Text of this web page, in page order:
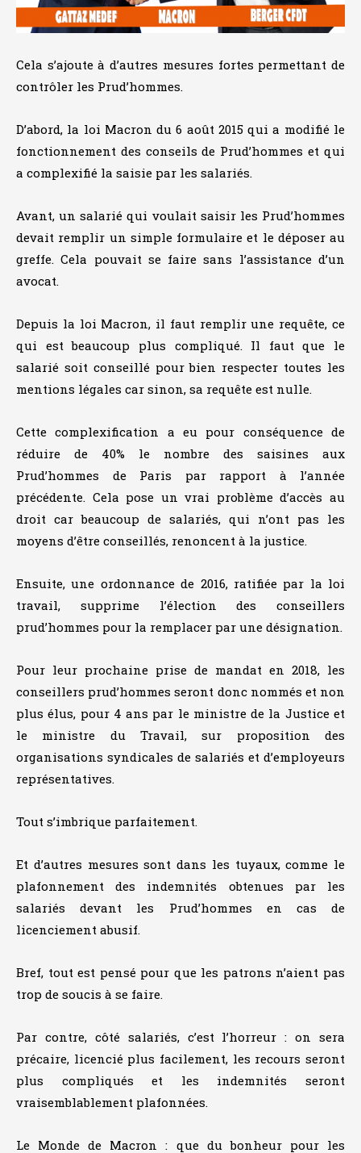
Cela s’ajoute à d’autres mesures fortes permettant de
contrôler les Prud’hommes.
D’abord, la loi Macron du 6 août 2015 qui a modifié le
fonctionnement des conseils de Prud’hommes et qui
a complexifié la saisie par les salariés.
Avant, un salarié qui voulait saisir les Prud’hommes
devait remplir un simple formulaire et le déposer au
greffe. Cela pouvait se faire sans l’assistance d’un
avocat.
Depuis la loi Macron, il faut remplir une requête, ce
qui est beaucoup plus compliqué. Il faut que le
salarié soit conseillé pour bien respecter toutes les
mentions légales car sinon, sa requête est nulle.
Cette complexification a eu pour conséquence de
réduire de 40% le nombre des saisines aux
Prud’hommes de Paris par rapport à l’année
précédente. Cela pose un vrai problème d’accès au
droit car beaucoup de salariés, qui n’ont pas les
moyens d’être conseillés, renoncent à la justice.
Ensuite, une ordonnance de 2016, ratifiée par la loi
travail, supprime l’élection des conseillers
prud’hommes pour la remplacer par une désignation.
Pour leur prochaine prise de mandat en 2018, les
conseillers prud’hommes seront donc nommés et non
plus élus, pour 4 ans par le ministre de la Justice et
le ministre du Travail, sur proposition des
organisations syndicales de salariés et d’employeurs
représentatives.
Tout s’imbrique parfaitement.
Et d’autres mesures sont dans les tuyaux, comme le
plafonnement des indemnités obtenues par les
salariés devant les Prud’hommes en cas de
licenciement abusif.
Bref, tout est pensé pour que les patrons n’aient pas
trop de soucis à se faire.
Par contre, côté salariés, c’est l’horreur : on sera
précaire, licencié plus facilement, les recours seront
plus compliqués et les indemnités seront
vraisemblablement plafonnées.
Le Monde de Macron : que du bonheur pour les